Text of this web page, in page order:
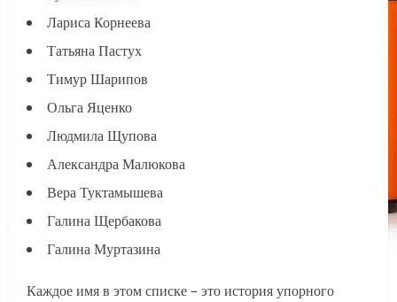
Лариса Корнеева
Татьяна Пастух
Тимур Шарипов
Ольга Яценко
Людмила Щупова
Александра Малюкова
Вера Туктамышева
Галина Щербакова
Галина Муртазина
Каждое имя в этом списке – это история упорного